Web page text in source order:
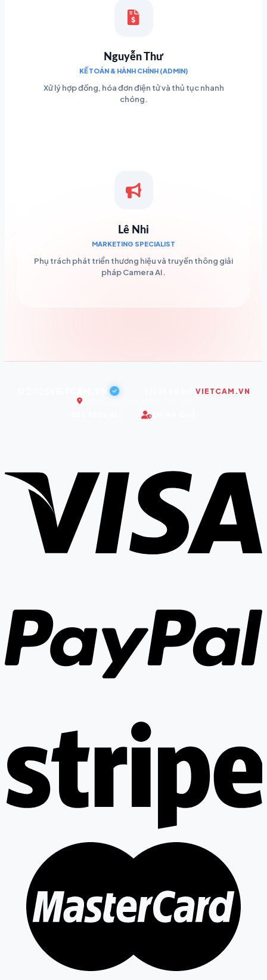
Nguyễn Thư
KẾ TOÁN & HÀNH CHÍNH (ADMIN)
Xử lý hợp đồng, hóa đơn điện tử và thủ tục nhanh
chóng.
Lê Nhi
MARKETING SPECIALIST
Phụ trách phát triển thương hiệu và truyền thông giải
pháp Camera AI.
VIETCAM.VN
Trụ sở: Bình Dương, Hồ Chí Minh
CHÍNH CHỦ